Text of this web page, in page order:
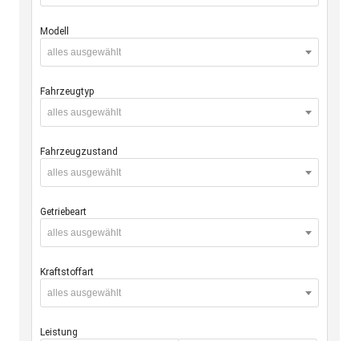
Modell
alles ausgewählt
Fahrzeugtyp
alles ausgewählt
Fahrzeugzustand
alles ausgewählt
Getriebeart
alles ausgewählt
Kraftstoffart
alles ausgewählt
Leistung